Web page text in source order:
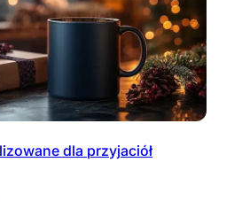
dla przyjaciół